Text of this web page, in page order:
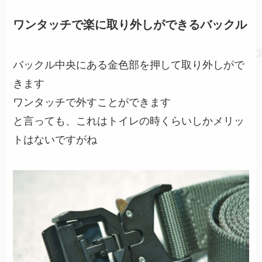
ワンタッチで楽に取り外しができるバックル
バックル中央にある金色部を押して取り外しがで
きます
ワンタッチで外すことができます
と言っても、これはトイレの時くらいしかメリッ
トはないですがね